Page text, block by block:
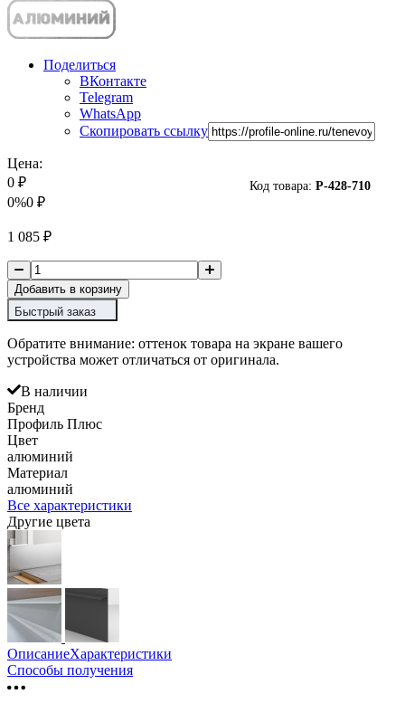
Поделиться
ВКонтакте
Telegram
WhatsApp
Скопировать ссылку
Код товара: P-428-710
Цена:
0 ₽
0%0 ₽
1 085 ₽
Добавить в корзину
Быстрый заказ
Обратите внимание: оттенок товара на экране вашего
устройства может отличаться от оригинала.
В наличии
Бренд
Профиль Плюс
Цвет
алюминий
Материал
алюминий
Все характеристики
Другие цвета
ОписаниеХарактеристики
Способы получения